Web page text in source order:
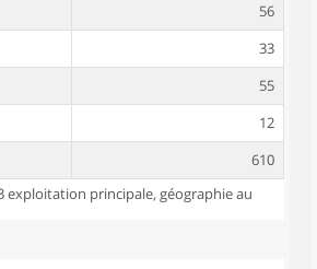
56
33
55
12
610
exploitation principale, géographie au